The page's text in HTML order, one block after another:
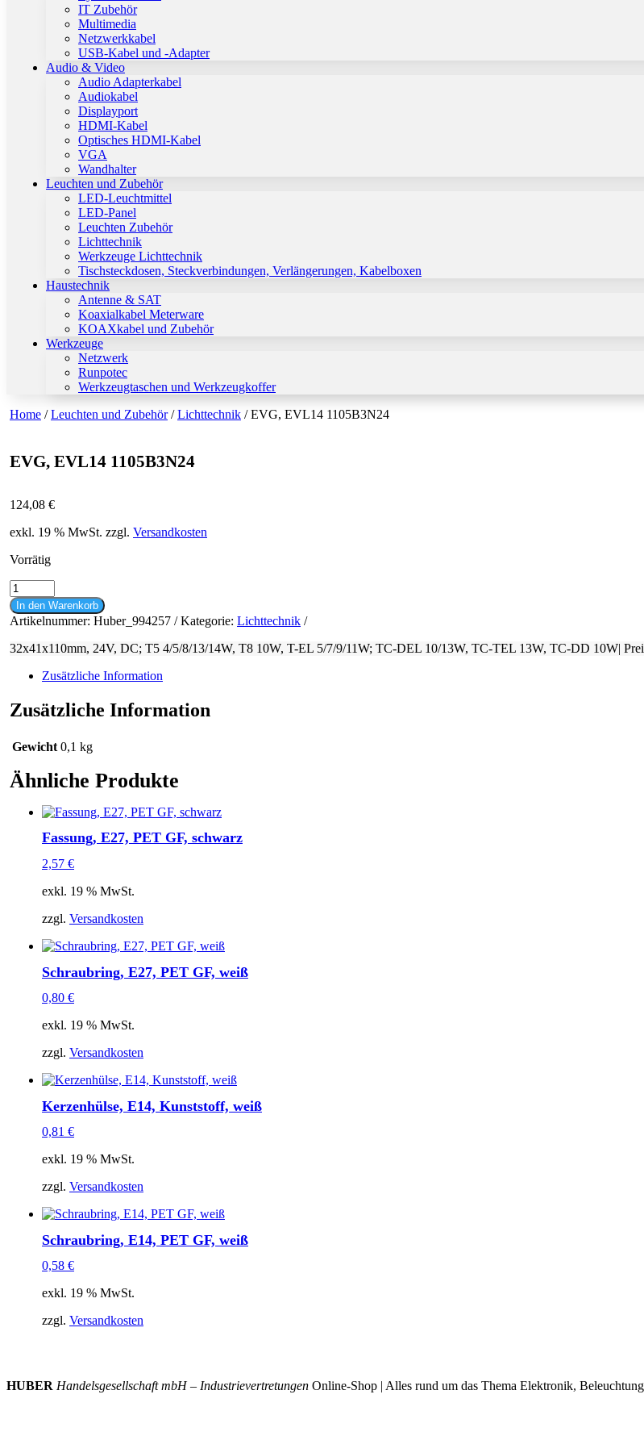
IT Zubehör
Multimedia
Netzwerkkabel
USB-Kabel und -Adapter
Audio & Video
Audio Adapterkabel
Audiokabel
Displayport
HDMI-Kabel
Optisches HDMI-Kabel
VGA
Wandhalter
Leuchten und Zubehör
LED-Leuchtmittel
LED-Panel
Leuchten Zubehör
Lichttechnik
Werkzeuge Lichttechnik
Tischsteckdosen, Steckverbindungen, Verlängerungen, Kabelboxen
Haustechnik
Antenne & SAT
Koaxialkabel Meterware
KOAXkabel und Zubehör
Werkzeuge
Netzwerk
Runpotec
Werkzeugtaschen und Werkzeugkoffer
Home /Leuchten und Zubehör/Lichttechnik / EVG, EVL14 1105B3N24
EVG, EVL14 1105B3N24
124,08 €
exkl. 19 % MwSt. zzgl. Versandkosten
Vorrätig
EVG,
EVL14
1105B3N24
Menge
In den Warenkorb
Artikelnummer: Huber_994257 Kategorie: Lichttechnik
32x41x110mm, 24V, DC; T5 4/5/8/13/14W, T8 10W, T-EL 5/7/9/11W; TC-DEL 10/13W, TC-TEL 13W, TC-DD 10W|
Zusätzliche Information
Zusätzliche Information
Gewicht 0,1 kg
Ähnliche Produkte
Fassung, E27, PET GF, schwarz
2,57 €
exkl. 19 % MwSt.
zzgl. Versandkosten
Schraubring, E27, PET GF, weiß
0,80 €
exkl. 19 % MwSt.
zzgl. Versandkosten
Kerzenhülse, E14, Kunststoff, weiß
0,81 €
exkl. 19 % MwSt.
zzgl. Versandkosten
Schraubring, E14, PET GF, weiß
0,58 €
exkl. 19 % MwSt.
zzgl. Versandkosten
HUBER Handelsgesellschaft mbH – Industrievertretungen Online-Shop | Alles rund um das Thema Elektronik,